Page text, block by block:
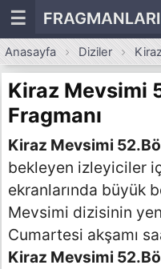
☰
Anasayfa Diziler
Kiraz Mevsimi
Fragmanı
Kiraz Mevsimi
bekleyen izleyiciler
ekranlarında büyük
Mevsimi dizisinin
Cumartesi akşamı
Kiraz Mevsimi